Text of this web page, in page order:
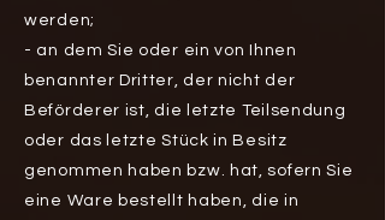
werden;
- an dem Sie oder ein von Ihnen
benannter Dritter, der nicht der
Beförderer ist, die letzte Teilsendung
oder das letzte Stück in Besitz
genommen haben bzw. hat, sofern Sie
eine Ware bestellt haben, die in